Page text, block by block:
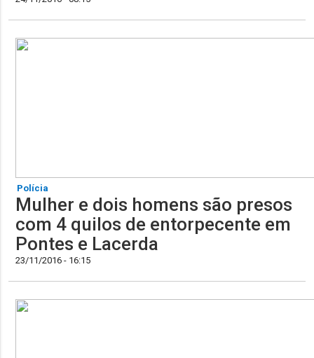
Polícia
Mulher e dois homens são presos
com 4 quilos de entorpecente em
Pontes e Lacerda
23/11/2016 - 16:15